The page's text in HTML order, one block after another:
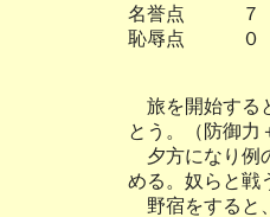
名誉点 ７
恥辱点 ０
旅を開始する
とう。（防御力
夕方になり例
める。奴らと戦
野宿をすると